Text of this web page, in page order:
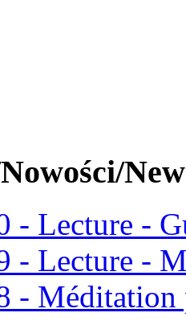
- Lecture -
- Lecture -
- Méditation